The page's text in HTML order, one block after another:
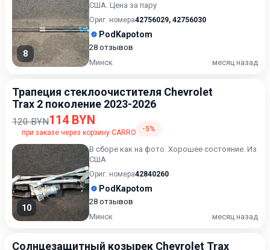
8
США. Цена за пару
Ориг. номера42756029, 42756030
PodKapotom
28 отзывов
Минск
месяц назад
Трапеция стеклоочистителя Chevrolet
Trax 2 поколение 2023-2026
120 BYN114 BYN
при заказе через корзину CARRO -5%
10
В сборе как на фото. Хорошее состояние. Из
США
Ориг. номера42840260
PodKapotom
28 отзывов
Минск
месяц назад
Солнцезащитный козырек Chevrolet Trax